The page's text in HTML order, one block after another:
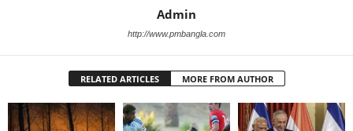
Admin
http://www.pmbangla.com
RELATED ARTICLES MORE FROM AUTHOR